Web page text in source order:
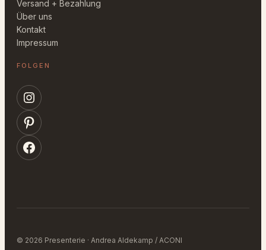
Versand + Bezahlung
Über uns
Kontakt
Impressum
FOLGEN
Instagram
Pinterest
Facebook
© 2026 Presenterie · Andrea Aldekamp / ACONI